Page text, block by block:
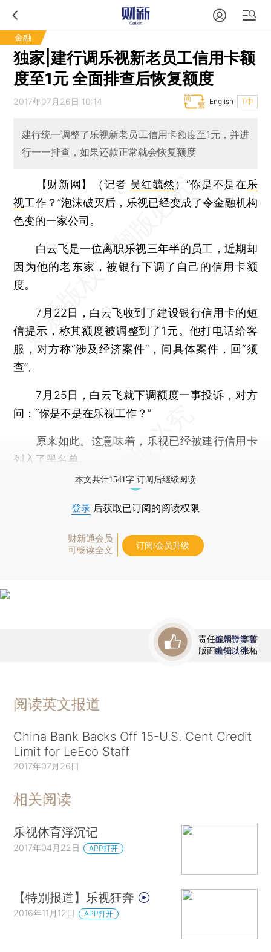
金融
独家|建行调乐视新老员工信用卡额
度至1元 全面排查后恢复额度
2017年07月26日 10:14 T中
English
建行统一调整了乐视新老员工信用卡额度至1元，并进
行一一排查，如果还款正常就会恢复额度
【财新网】（记者 吴红毓然） “你是不是在乐
视工作？”泡沫破灭后，乐视已经变成了令金融机构
色变的一家公司。
白云飞是一位离职乐视三年半的员工，近期却
因为他的老东家，被银行下调了自己的信用卡额
度。
7月22日，白云飞收到了建设银行信用卡的短
信提示，称其额度被调整到了1元。他打电话给客
服，对方称“涉及经济案件”，问具体案件，回“须
查”。
7月25日，白云飞就下调额度一事投诉，对方
问：“你是不是在乐视工作？”
原来如此。这意味着，乐视已经被建行信用卡
列入了黑名单。
本文共计1541字 订阅后继续阅读
登录 后获取已订阅的阅读权限
财新通会员
可畅读全文
订阅/会员升级
责任编辑：李箐
版面编辑：张柘
首席赞赏官
虚位以待
阅读英文报道
China Bank Backs Off 15-U.S. Cent Credit
Limit for LeEco Staff
2017年07月26日
相关阅读
乐视体育浮沉记
2017年04月22日 APP打开
【特别报道】乐视狂奔
2016年11月12日 APP打开